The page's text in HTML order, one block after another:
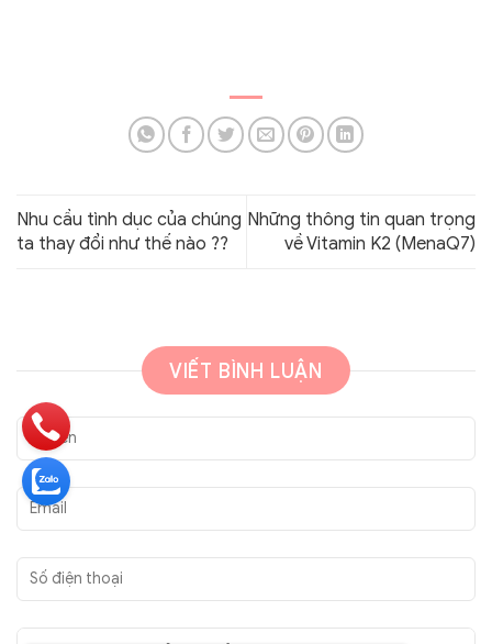
Nhu cầu tình dục của chúng
ta thay đổi như thế nào ??
Những thông tin quan trọng
về Vitamin K2 (MenaQ7)
VIẾT BÌNH LUẬN